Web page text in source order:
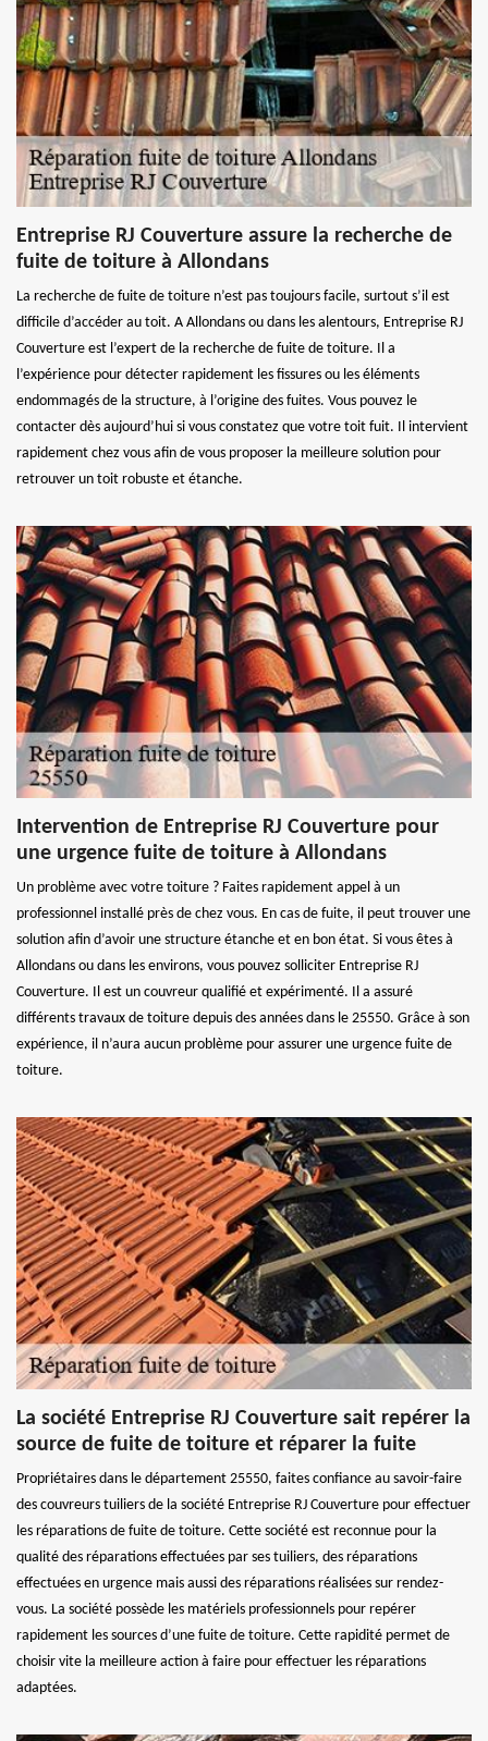
Entreprise RJ Couverture assure la recherche de
fuite de toiture à Allondans
La recherche de fuite de toiture n’est pas toujours facile, surtout s’il est
difficile d’accéder au toit. A Allondans ou dans les alentours, Entreprise RJ
Couverture est l’expert de la recherche de fuite de toiture. Il a
l’expérience pour détecter rapidement les fissures ou les éléments
endommagés de la structure, à l’origine des fuites. Vous pouvez le
contacter dès aujourd’hui si vous constatez que votre toit fuit. Il intervient
rapidement chez vous afin de vous proposer la meilleure solution pour
retrouver un toit robuste et étanche.
Intervention de Entreprise RJ Couverture pour
une urgence fuite de toiture à Allondans
Un problème avec votre toiture ? Faites rapidement appel à un
professionnel installé près de chez vous. En cas de fuite, il peut trouver une
solution afin d’avoir une structure étanche et en bon état. Si vous êtes à
Allondans ou dans les environs, vous pouvez solliciter Entreprise RJ
Couverture. Il est un couvreur qualifié et expérimenté. Il a assuré
différents travaux de toiture depuis des années dans le 25550. Grâce à son
expérience, il n’aura aucun problème pour assurer une urgence fuite de
toiture.
La société Entreprise RJ Couverture sait repérer la
source de fuite de toiture et réparer la fuite
Propriétaires dans le département 25550, faites confiance au savoir-faire
des couvreurs tuiliers de la société Entreprise RJ Couverture pour effectuer
les réparations de fuite de toiture. Cette société est reconnue pour la
qualité des réparations effectuées par ses tuiliers, des réparations
effectuées en urgence mais aussi des réparations réalisées sur rendez-
vous. La société possède les matériels professionnels pour repérer
rapidement les sources d’une fuite de toiture. Cette rapidité permet de
choisir vite la meilleure action à faire pour effectuer les réparations
adaptées.